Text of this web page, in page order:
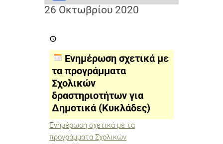
n
y
a
26 Οκτωβρίου 2020
σχετικά
προγράμματα
Σχολικών
δραστηριοτήτων
για
Δημοτικά
(Κυκλάδες)
Ενημέρωση σχετικά με
τα προγράμματα
Σχολικών
δραστηριοτήτων για
Δημοτικά (Κυκλάδες)
Ενημέρωση σχετικά με τα
προγράμματα Σχολικών